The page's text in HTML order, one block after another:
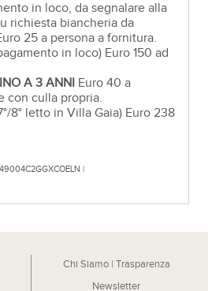
in loco, da segnalare alla
richiesta biancheria da
25 a persona a fornitura.
in loco) Euro 150 ad
A 3 ANNI Euro 40 a
con culla propria.
8° letto in Villa Gaia) Euro 238
|
Chi Siamo | Trasparenza
Newsletter